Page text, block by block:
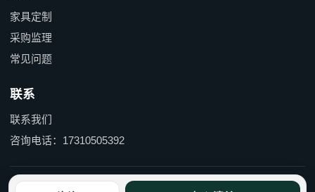
家具定制
采购监理
常见问题
联系
联系我们
咨询电话：17310505392
京ICP备15055597号-1 京公网安备110114000490号